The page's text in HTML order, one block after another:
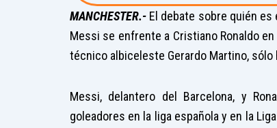
MANCHESTER.- El debate sobre quién
Messi se enfrente a Cristiano Ronaldo
técnico albiceleste Gerardo Martino, sólo
Messi, delantero del Barcelona, y
goleadores en la liga española y en la